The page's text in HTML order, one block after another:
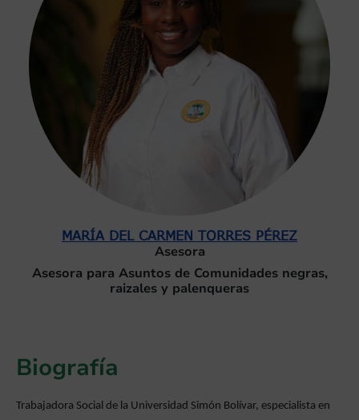
MARÍA DEL CARMEN TORRES PÉREZ
Asesora
Asesora para Asuntos de Comunidades negras,
raizales y palenqueras
Biografía
Trabajadora Social de la Universidad Simón Bolívar, especialista en